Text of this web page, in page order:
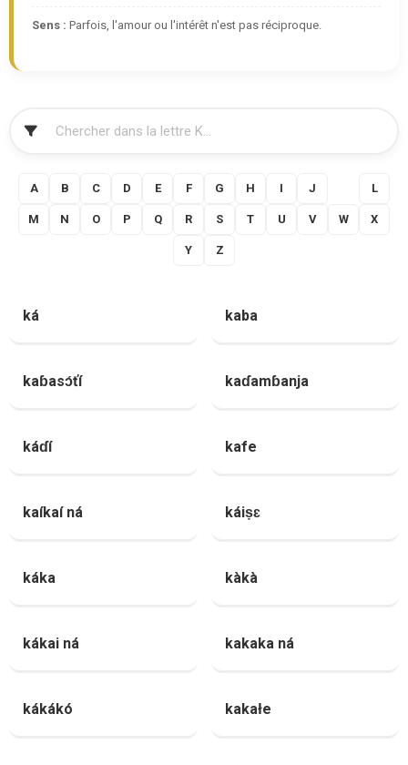
Sens : Parfois, l'amour ou l'intérêt n'est pas réciproque.
A B C D E F G H I J L
M N O P Q R S T U V W X
Y Z
ká kaba
kaɓasɔ́ťí kaɗamɓanja
káɗí kafe
kaíkaí ná káiṣɛ
káka kàkà
kákai ná kakaka ná
kákákó kakałe